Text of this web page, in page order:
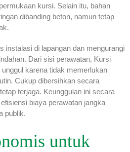
kursi. Selain itu, bahan
dibanding beton, namun tetap
instalasi di lapangan dan mengurangi
Dari sisi perawatan, Kursi
karena tidak memerlukan
Cukup dibersihkan secara
terjaga. Keunggulan ini secara
biaya perawatan jangka
publik.
untuk